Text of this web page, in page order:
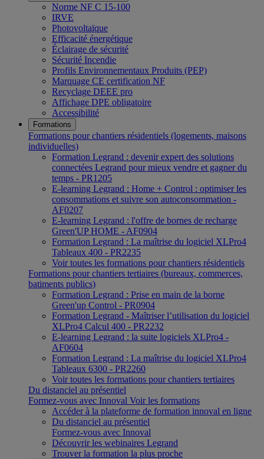
Norme NF C 15-100
IRVE
Photovoltaïque
Efficacité énergétique
Éclairage de sécurité
Sécurité Incendie
Profils Environnementaux Produits (PEP)
Marquage CE certification NF
Recyclage DEEE pro
Affichage DPE obligatoire
Accessibilité
Formations
Formations pour chantiers résidentiels (logements, maisons
individuelles)
Formation Legrand : devenir expert des solutions
connectées Legrand pour mieux vendre et gagner du
temps - PR1205
E-learning Legrand : Home + Control : optimiser les
consommations et suivre son autoconsommation -
AF0207
E-learning Legrand : l'offre de bornes de recharge
Green'UP HOME - AF0904
Formation Legrand : La maîtrise du logiciel XLPro4
Tableaux 400 - PR2235
Voir toutes les formations pour chantiers résidentiels
Formations pour chantiers tertiaires (bureaux, commerces,
batiments publics)
Formation Legrand : Prise en main de la borne
Green'up Control - PR0904
Formation Legrand - Maîtriser l’utilisation du logiciel
XLPro4 Calcul 400 - PR2232
E-learning Legrand : la suite logiciels XLPro4 -
AF0604
Formation Legrand : La maîtrise du logiciel XLPro4
Tableaux 6300 - PR2260
Voir toutes les formations pour chantiers tertiaires
Du distanciel au présentiel
Formez-vous avec Innoval Voir les formations
Accéder à la plateforme de formation innoval en ligne
Du distanciel au présentiel
Formez-vous avec Innoval
Découvrir les webinaires Legrand
Trouver la formation la plus proche